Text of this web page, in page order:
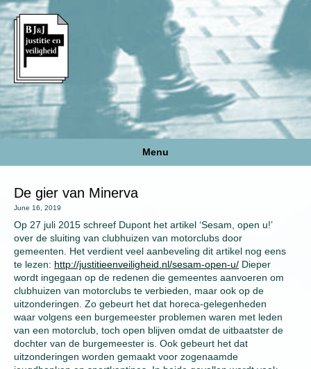
Menu
De gier van Minerva
June 16, 2019
Op 27 juli 2015 schreef Dupont het artikel ‘Sesam, open u!’
over de sluiting van clubhuizen van motorclubs door
gemeenten. Het verdient veel aanbeveling dit artikel nog eens
te lezen: http://justitieenveiligheid.nl/sesam-open-u/ Dieper
wordt ingegaan op de redenen die gemeentes aanvoeren om
clubhuizen van motorclubs te verbieden, maar ook op de
uitzonderingen. Zo gebeurt het dat horeca-gelegenheden
waar volgens een burgemeester problemen waren met leden
van een motorclub, toch open blijven omdat de uitbaatster de
dochter van de burgemeester is. Ook gebeurt het dat
uitzonderingen worden gemaakt voor zogenaamde